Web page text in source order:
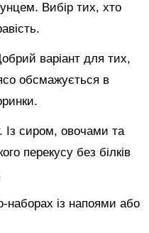
Вибір тих, хто
варіант для тих,
обсмажується в
Із сиром, овочами та
перекусу без білків
наборах із напоями або